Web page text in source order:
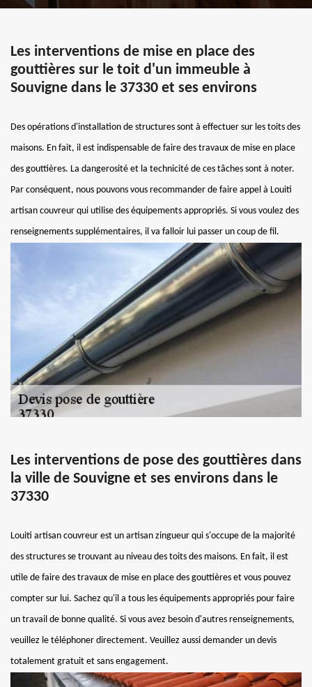
Les interventions de mise en place des
gouttières sur le toit d'un immeuble à
Souvigne dans le 37330 et ses environs
Des opérations d'installation de structures sont à effectuer sur les toits des
maisons. En fait, il est indispensable de faire des travaux de mise en place
des gouttières. La dangerosité et la technicité de ces tâches sont à noter.
Par conséquent, nous pouvons vous recommander de faire appel à Louiti
artisan couvreur qui utilise des équipements appropriés. Si vous voulez des
renseignements supplémentaires, il va falloir lui passer un coup de fil.
Les interventions de pose des gouttières dans
la ville de Souvigne et ses environs dans le
37330
Louiti artisan couvreur est un artisan zingueur qui s'occupe de la majorité
des structures se trouvant au niveau des toits des maisons. En fait, il est
utile de faire des travaux de mise en place des gouttières et vous pouvez
compter sur lui. Sachez qu'il a tous les équipements appropriés pour faire
un travail de bonne qualité. Si vous avez besoin d'autres renseignements,
veuillez le téléphoner directement. Veuillez aussi demander un devis
totalement gratuit et sans engagement.